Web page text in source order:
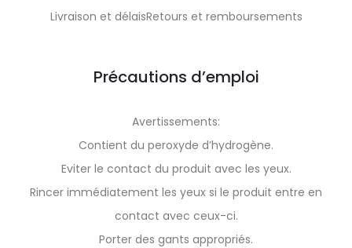
Livraison et délaisRetours et remboursements
Précautions d’emploi
Avertissements:
Contient du peroxyde d’hydrogène.
Eviter le contact du produit avec les yeux.
Rincer immédiatement les yeux si le produit entre en
contact avec ceux-ci.
Porter des gants appropriés.